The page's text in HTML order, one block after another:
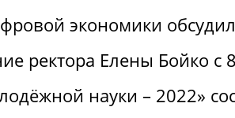
экономики
ректора Елены Бойко с
науки – 2022»